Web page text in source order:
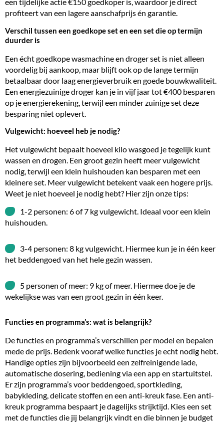
profiteert van een lagere aanschafprijs én garantie.
Verschil tussen een goedkope set en een set die op termijn
duurder is
Een écht goedkope wasmachine en droger set is niet alleen
voordelig bij aankoop, maar blijft ook op de lange termijn
betaalbaar door laag energieverbruik en goede bouwkwaliteit.
Een energiezuinige droger kan je in vijf jaar tot €400 besparen
op je energierekening, terwijl een minder zuinige set deze
besparing niet oplevert.
Vulgewicht: hoeveel heb je nodig?
Het vulgewicht bepaalt hoeveel kilo wasgoed je tegelijk kunt
wassen en drogen. Een groot gezin heeft meer vulgewicht
nodig, terwijl een klein huishouden kan besparen met een
kleinere set. Meer vulgewicht betekent vaak een hogere prijs.
Weet je niet hoeveel je nodig hebt? Hier zijn onze tips:
1-2 personen: 6 of 7 kg vulgewicht. Ideaal voor een klein
huishouden.
3-4 personen: 8 kg vulgewicht. Hiermee kun je in één keer
het beddengoed van het hele gezin wassen.
5 personen of meer: 9 kg of meer. Hiermee doe je de
wekelijkse was van een groot gezin in één keer.
Functies en programma’s: wat is belangrijk?
De functies en programma’s verschillen per model en bepalen
mede de prijs. Bedenk vooraf welke functies je echt nodig hebt.
Handige opties zijn bijvoorbeeld een zelfreinigende lade,
automatische dosering, bediening via een app en startuitstel.
Er zijn programma’s voor beddengoed, sportkleding,
babykleding, delicate stoffen en een anti-kreuk fase. Een anti-
kreuk programma bespaart je dagelijks strijktijd. Kies een set
met de functies die jij belangrijk vindt en die binnen je budget